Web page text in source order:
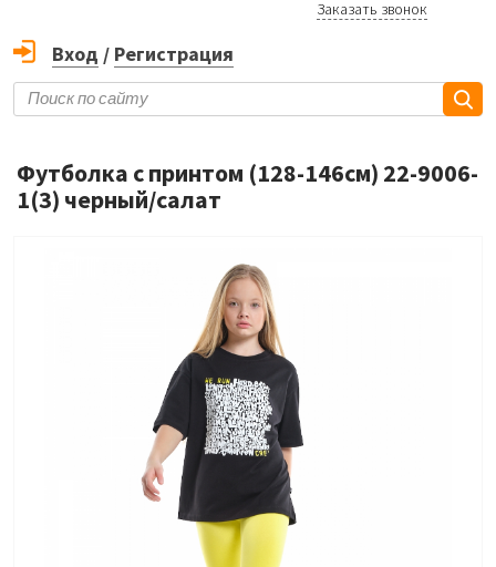
Заказать звонок
Вход / Регистрация
Футболка с принтом (128-146см) 22-9006-
1(3) черный/салат